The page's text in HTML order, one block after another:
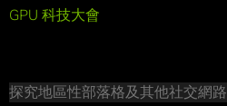
GPU 科技大會
探究地區性部落格及其他社交網路